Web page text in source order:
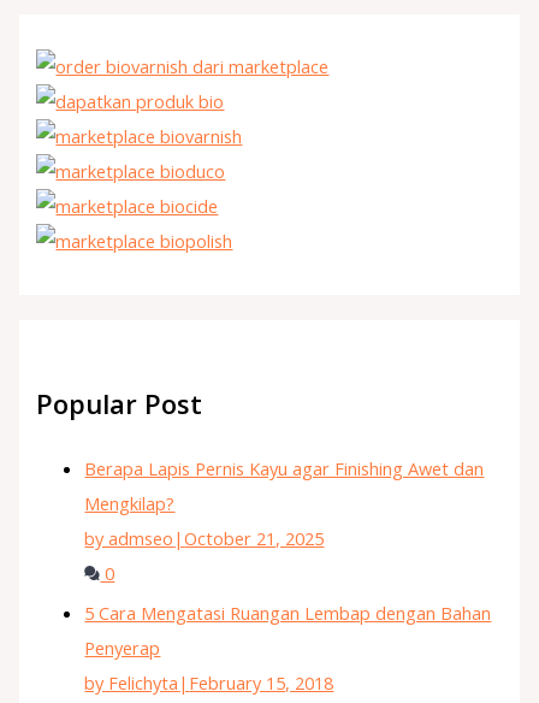
Popular Post
Berapa Lapis Pernis Kayu agar Finishing Awet dan
Mengkilap?
by admseo |October 21, 2025
0
5 Cara Mengatasi Ruangan Lembap dengan Bahan
Penyerap
by Felichyta | February 15, 2018